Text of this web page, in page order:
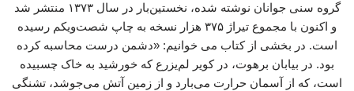
گروه سنی جوانان نوشته شده، نخستین‌بار در سال ۱۳۷۳ منتشر شد
و اکنون با مجموع تیراژ ۳۷۵ هزار نسخه به چاپ شصت‌ویکم رسیده
است. در بخشی از کتاب می خوانیم: «دشمن درست محاسبه کرده
بود. در بیابان برهوت، در کویر لم‌یزرع که خورشید به خاک چسبیده
است، که از آسمان حرارت می‌بارد و از زمین آتش می‌جوشد، تشنگی